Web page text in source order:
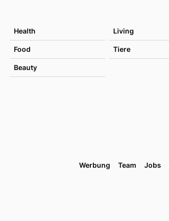
Health Living
Food Tiere
Beauty
Werbung Team Jobs